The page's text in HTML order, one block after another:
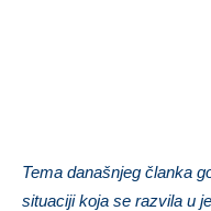
Tema današnjeg članka
situaciji koja se razvila u